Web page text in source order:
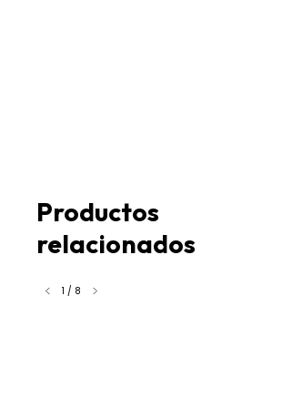
Productos
relacionados
1 / 8